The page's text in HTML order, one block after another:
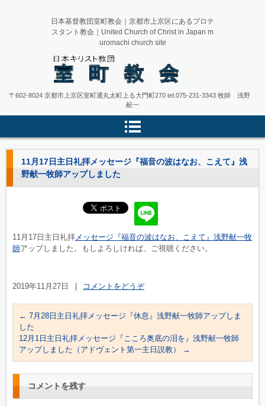
日本キリスト教団 室町教会 京都
日本基督教団室町教会｜京都市上京区にあるプロテ
スタント教会｜United Church of Christ in Japan m
uromachi church site
〒602-8024 京都市上京区室町通丸太町上る大門町270tel.075-231-3343牧師 浅野
献一
11月17日主日礼拝メッセージ『福音の波はなお、こえて』浅
野献一牧師アップしました
11月17日主日礼拝メッセージ『福音の波はなお、こえて』浅野献一牧
師アップしました。もしよろしければ、ご視聴ください。
2019年11月27日 コメントをどうぞ
← 7月28日主日礼拝メッセージ『休息』浅野献一牧師アップしま
した
12月1日主日礼拝メッセージ『こころ奥底の泪を』浅野献一牧師
アップしました（アドヴェント第一主日説教）
→
コメントを残す